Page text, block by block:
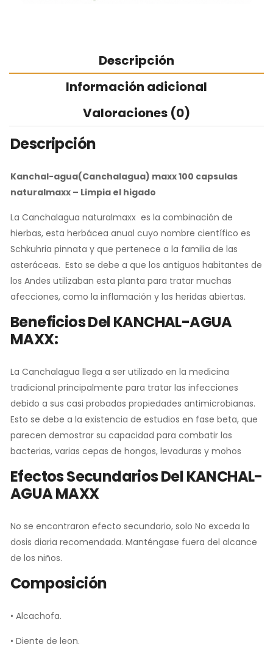
Descripción
Información adicional
Valoraciones (0)
Descripción
Kanchal-agua(Canchalagua) maxx 100 capsulas
naturalmaxx – Limpia el higado
La Canchalagua naturalmaxx es la combinación de
hierbas, esta herbácea anual cuyo nombre científico es
Schkuhria pinnata y que pertenece a la familia de las
asteráceas. Esto se debe a que los antiguos habitantes de
los Andes utilizaban esta planta para tratar muchas
afecciones, como la inflamación y las heridas abiertas.
Beneficios Del KANCHAL-AGUA
MAXX:
La Canchalagua llega a ser utilizado en la medicina
tradicional principalmente para tratar las infecciones
debido a sus casi probadas propiedades antimicrobianas.
Esto se debe a la existencia de estudios en fase beta, que
parecen demostrar su capacidad para combatir las
bacterias, varias cepas de hongos, levaduras y mohos
Efectos Secundarios Del KANCHAL-
AGUA MAXX
No se encontraron efecto secundario, solo No exceda la
dosis diaria recomendada. Manténgase fuera del alcance
de los niños.
Composición
• Alcachofa.
• Diente de leon.